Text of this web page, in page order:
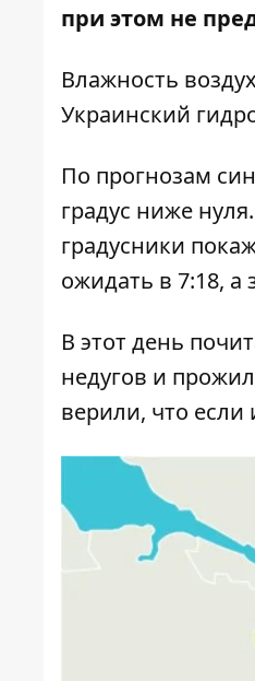
при этом не
Влажность
Украинский
По прогнозам
градус ниже
градусники
ожидать в 7:18, а
В этот день
недугов и
верили, что если